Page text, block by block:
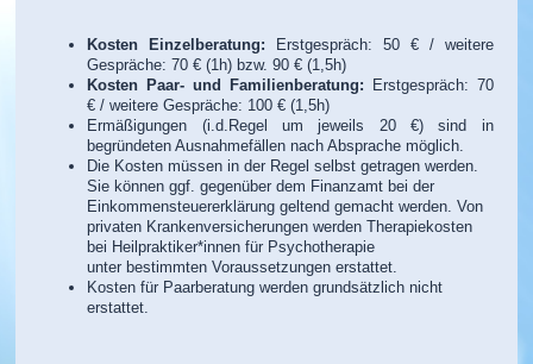
Kosten Einzelberatung: Erstgespräch: 50 € / weitere
Gespräche: 70 € (1h) bzw. 90 € (1,5h)
Kosten Paar- und Familienberatung:
Erstgespräch: 70
€/ weitere Gespräche: 100 €(1,5h)
Ermäßigungen (i.d.Regel um jeweils 20 €) sind in
begründeten Ausnahmefällen nach Absprache möglich.
Die Kosten müssen in der Regel selbst getragen werden.
Sie können ggf. gegenüber dem Finanzamt bei der
Einkommensteuererklärung geltend gemacht werden. Von
privaten Krankenversicherungen werden Therapiekosten
bei Heilpraktiker*innen für Psychotherapie
unter bestimmten Voraussetzungen erstattet.
Kosten für Paarberatung werden grundsätzlich nicht
erstattet.